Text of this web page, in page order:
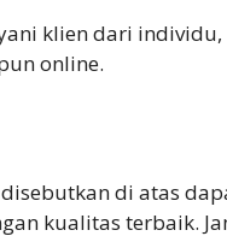
klien dari
online.
di atas
kualitas terbaik.